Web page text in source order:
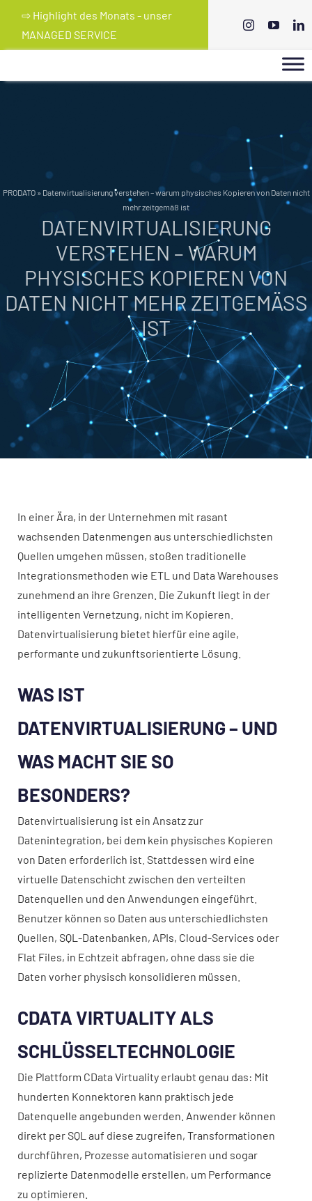
content
⇨ Highlight des Monats - unser
MANAGED SERVICE
PRODATO» Datenvirtualisierung verstehen – warum physisches Kopieren von Daten nicht
mehr zeitgemäß ist
DATENVIRTUALISIERUNG
VERSTEHEN – WARUM
PHYSISCHES KOPIEREN VON
DATEN NICHT MEHR ZEITGEMÄSS I
ST
In einer Ära, in der Unternehmen mit rasant
wachsenden Datenmengen aus unterschiedlichsten
Quellen umgehen müssen, stoßen traditionelle
Integrationsmethoden wie ETL und Data Warehouses
zunehmend an ihre Grenzen. Die Zukunft liegt in der
intelligenten Vernetzung, nicht im Kopieren.
Datenvirtualisierung bietet hierfür eine agile,
performante und zukunftsorientierte Lösung.
WAS IST
DATENVIRTUALISIERUNG – UND
WAS MACHT SIE SO
BESONDERS?
Datenvirtualisierung ist ein Ansatz zur
Datenintegration, bei dem kein physisches Kopieren
von Daten erforderlich ist. Stattdessen wird eine
virtuelle Datenschicht zwischen den verteilten
Datenquellen und den Anwendungen eingeführt.
Benutzer können so Daten aus unterschiedlichsten
Quellen, SQL-Datenbanken, APIs, Cloud-Services oder
Flat Files, in Echtzeit abfragen, ohne dass sie die
Daten vorher physisch konsolidieren müssen.
CDATA VIRTUALITY ALS
SCHLÜSSELTECHNOLOGIE
Die Plattform CData Virtuality erlaubt genau das: Mit
hunderten Konnektoren kann praktisch jede
Datenquelle angebunden werden. Anwender können
direkt per SQL auf diese zugreifen, Transformationen
durchführen, Prozesse automatisieren und sogar
replizierte Datenmodelle erstellen, um Performance
zu optimieren.